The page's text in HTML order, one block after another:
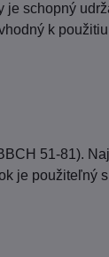
je schopný
k
51-81).
je použiteľný